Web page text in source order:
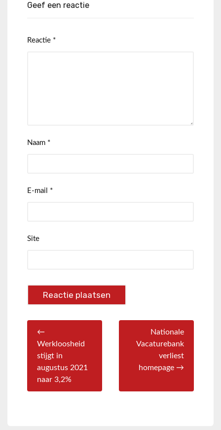
Geef een reactie
Reactie *
Naam *
E-mail *
Site
←
Werkloosheid
stijgt in
augustus 2021
naar 3,2%
Nationale
Vacaturebank
verliest
homepage →